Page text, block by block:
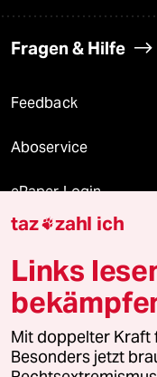
Fragen & Hilfe
Feedback
Aboservice
ePaper Login
Downloads für
© 2026 taz Verlags
Alle Rechte vorbehalten.
wenden Sie sich bitte an
taz zahl ich
Links
Mit doppelter Kraft
Besonders jetzt